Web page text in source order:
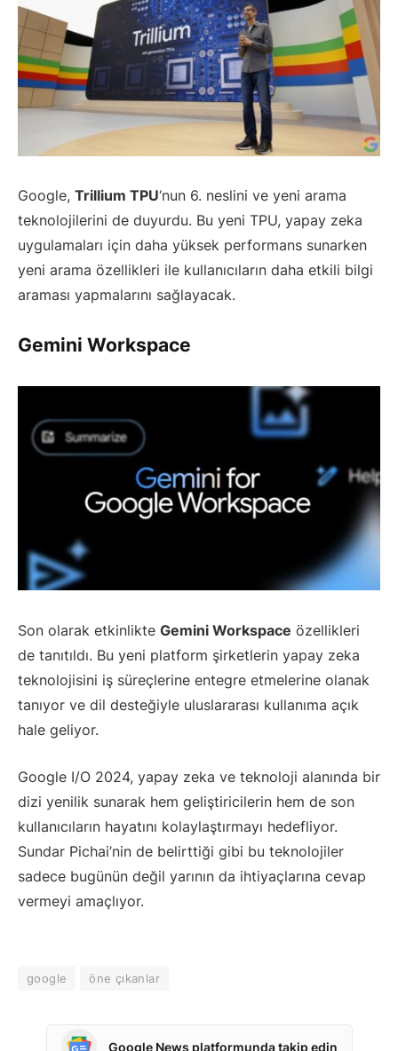
Google, Trillium TPU‘nun 6. neslini ve yeni arama
teknolojilerini de duyurdu. Bu yeni TPU, yapay zeka
uygulamaları için daha yüksek performans sunarken
yeni arama özellikleri ile kullanıcıların daha etkili bilgi
araması yapmalarını sağlayacak.
Gemini Workspace
Son olarak etkinlikte Gemini Workspace özellikleri
de tanıtıldı. Bu yeni platform şirketlerin yapay zeka
teknolojisini iş süreçlerine entegre etmelerine olanak
tanıyor ve dil desteğiyle uluslararası kullanıma açık
hale geliyor.
Google I/O 2024, yapay zeka ve teknoloji alanında bir
dizi yenilik sunarak hem geliştiricilerin hem de son
kullanıcıların hayatını kolaylaştırmayı hedefliyor.
Sundar Pichai’nin de belirttiği gibi bu teknolojiler
sadece bugünün değil yarının da ihtiyaçlarına cevap
vermeyi amaçlıyor.
google öne çıkanlar
Google News platformunda takip edin